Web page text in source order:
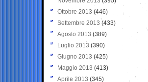
Ottobre 2013 (446)
Settembre 2013 (433)
Agosto 2013 (389)
Luglio 2013 (390)
Giugno 2013 (425)
Maggio 2013 (413)
Aprile 2013 (345)